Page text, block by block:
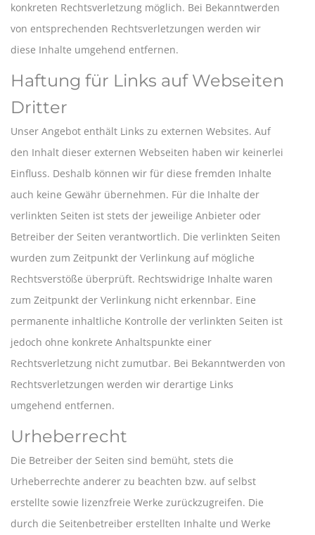
konkreten Rechtsverletzung möglich. Bei Bekanntwerden
von entsprechenden Rechtsverletzungen werden wir
diese Inhalte umgehend entfernen.
Haftung für Links auf Webseiten
Dritter
Unser Angebot enthält Links zu externen Websites. Auf
den Inhalt dieser externen Webseiten haben wir keinerlei
Einfluss. Deshalb können wir für diese fremden Inhalte
auch keine Gewähr übernehmen. Für die Inhalte der
verlinkten Seiten ist stets der jeweilige Anbieter oder
Betreiber der Seiten verantwortlich. Die verlinkten Seiten
wurden zum Zeitpunkt der Verlinkung auf mögliche
Rechtsverstöße überprüft. Rechtswidrige Inhalte waren
zum Zeitpunkt der Verlinkung nicht erkennbar. Eine
permanente inhaltliche Kontrolle der verlinkten Seiten ist
jedoch ohne konkrete Anhaltspunkte einer
Rechtsverletzung nicht zumutbar. Bei Bekanntwerden von
Rechtsverletzungen werden wir derartige Links
umgehend entfernen.
Urheberrecht
Die Betreiber der Seiten sind bemüht, stets die
Urheberrechte anderer zu beachten bzw. auf selbst
erstellte sowie lizenzfreie Werke zurückzugreifen. Die
durch die Seitenbetreiber erstellten Inhalte und Werke